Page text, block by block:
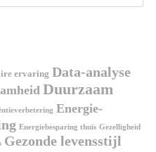
ervaring Data-analyse
Duurzaam
Energie-
Energiebesparing thuis Gezelligheid
Gezonde levensstijl